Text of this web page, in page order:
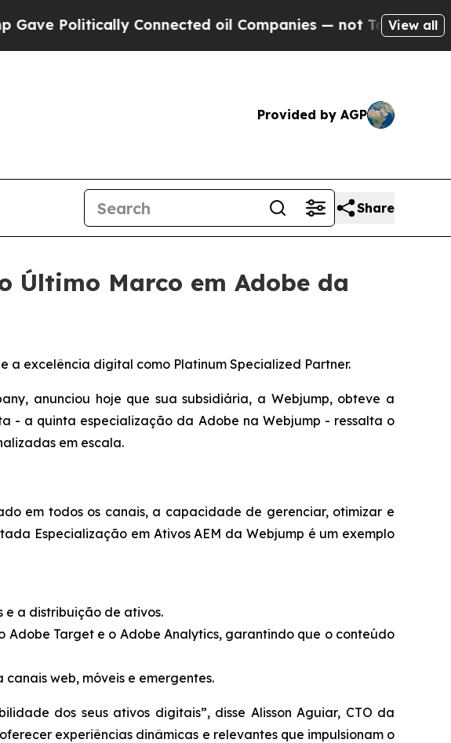
Politically Connected oil Companies — not Taxpayers — the
View all
Provided by AGP
Share
Último Marco em Adobe da
a excelência digital como Platinum Specialized Partner.
anunciou hoje que sua subsidiária, a Webjump, obteve a
- a quinta especialização da Adobe na Webjump - ressalta o
em escala.
em todos os canais, a capacidade de gerenciar, otimizar e
Especialização em Ativos AEM da Webjump é um exemplo
e a distribuição de ativos.
Adobe Target e o Adobe Analytics, garantindo que o conteúdo
web, móveis e emergentes.
dos seus ativos digitais”, disse Alisson Aguiar, CTO da
experiências dinâmicas e relevantes que impulsionam o